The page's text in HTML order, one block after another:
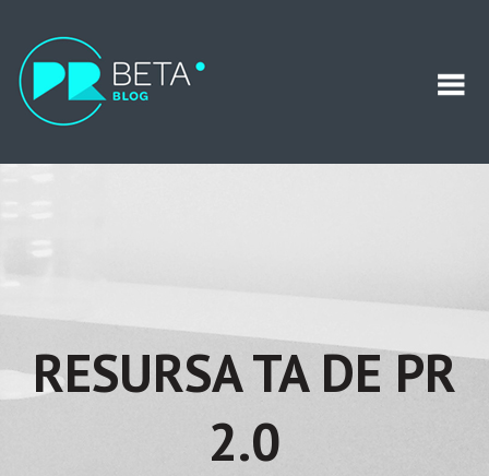
RESURSA TA DE PR
2.0